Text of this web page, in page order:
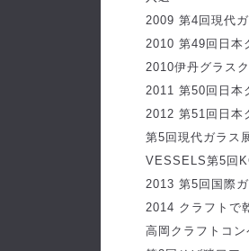
2009 第4回現代
2010 第49回日本
2010伊丹グラス
2011 第50回日本
2012 第51回日本
第5回現代ガラス
VESSELS第5回
2013 第5回国際
2014 クラフトで
高岡クラフトコ